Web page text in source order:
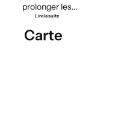
prolonger les...
Lire la suite
Carte